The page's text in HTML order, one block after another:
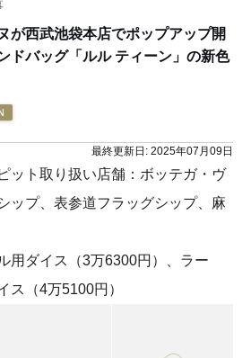
が西武池袋本店でポップアップ開
バッグ「ルル ティーン」の新色
最終更新日: 2025年07月09日
ット取り扱い店舗：ボッテガ・ヴ
ップ、表参道フラッグシップ、麻
用ダイス（3万6300円）、ラー
ス（4万5100円）